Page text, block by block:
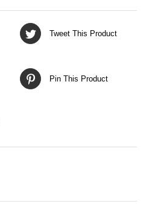
Tweet This Product
Pin This Product